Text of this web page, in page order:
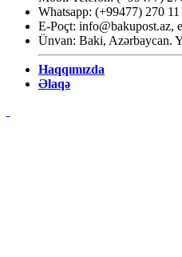
Whatsapp: (+99477) 270
E-Poçt: info@bakupost.az,
Ünvan: Baki, Azərbaycan.
Haqqımızda
Əlaqə